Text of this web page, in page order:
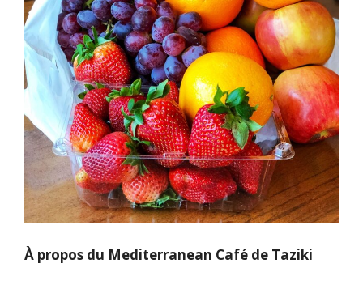
À propos du Mediterranean Café de Taziki